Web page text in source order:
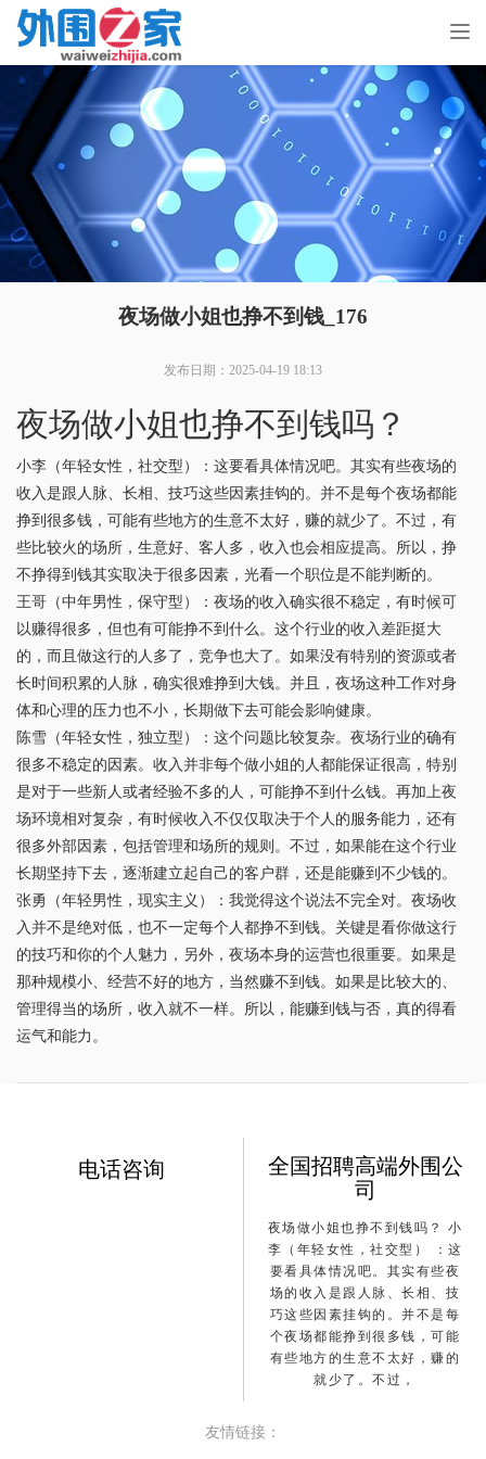
夜场做小姐也挣不到钱_176
发布日期：2025-04-19 18:13
夜场做小姐也挣不到钱吗？
小李（年轻女性，社交型）
：这要看具体情况吧。其实有些夜场的
收入是跟人脉、长相、技巧这些因素挂钩的。并不是每个夜场都能
挣到很多钱，可能有些地方的生意不太好，赚的就少了。不过，有
些比较火的场所，生意好、客人多，收入也会相应提高。所以，挣
不挣得到钱其实取决于很多因素，光看一个职位是不能判断的。
王哥（中年男性，保守型）
：夜场的收入确实很不稳定，有时候可
以赚得很多，但也有可能挣不到什么。这个行业的收入差距挺大
的，而且做这行的人多了，竞争也大了。如果没有特别的资源或者
长时间积累的人脉，确实很难挣到大钱。并且，夜场这种工作对身
体和心理的压力也不小，长期做下去可能会影响健康。
陈雪（年轻女性，独立型）
：这个问题比较复杂。夜场行业的确有
很多不稳定的因素。收入并非每个做小姐的人都能保证很高，特别
是对于一些新人或者经验不多的人，可能挣不到什么钱。再加上夜
场环境相对复杂，有时候收入不仅仅取决于个人的服务能力，还有
很多外部因素，包括管理和场所的规则。不过，如果能在这个行业
长期坚持下去，逐渐建立起自己的客户群，还是能赚到不少钱的。
张勇（年轻男性，现实主义）
：我觉得这个说法不完全对。夜场收
入并不是绝对低，也不一定每个人都挣不到钱。关键是看你做这行
的技巧和你的个人魅力，另外，夜场本身的运营也很重要。如果是
那种规模小、经营不好的地方，当然赚不到钱。如果是比较大的、
管理得当的场所，收入就不一样。所以，能赚到钱与否，真的得看
运气和能力。
电话咨询
全国招聘高端外围公
司
夜场做小姐也挣不到钱吗？ 小
李（年轻女性，社交型） ：这
要看具体情况吧。其实有些夜
场的收入是跟人脉、长相、技
巧这些因素挂钩的。并不是每
个夜场都能挣到很多钱，可能
有些地方的生意不太好，赚的
就少了。不过，
友情链接：